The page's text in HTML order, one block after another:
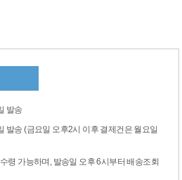
발송
발송 (금요일 오후2시 이후 결제건은 월요일
령 가능하며, 발송일 오후 6시부터 배송조회